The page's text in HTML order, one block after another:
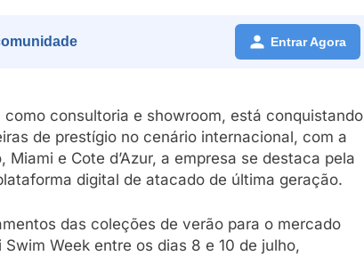
Entrar Agora
consultoria e showroom, está conquistando
de prestígio no cenário internacional, com a
e Cote d’Azur, a empresa se destaca pela
digital de atacado de última geração.
das coleções de verão para o mercado
Week entre os dias 8 e 10 de julho,